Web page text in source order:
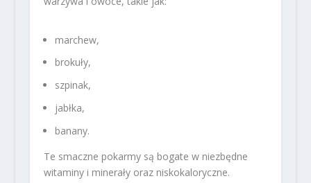
marchew,
brokuły,
szpinak,
jabłka,
banany.
Te smaczne pokarmy są bogate w niezbędne
witaminy i minerały oraz niskokaloryczne.